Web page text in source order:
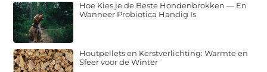
Hoe Kies je de Beste Hondenbrokken — En
Wanneer Probiotica Handig Is
Houtpellets en Kerstverlichting: Warmte en
Sfeer voor de Winter